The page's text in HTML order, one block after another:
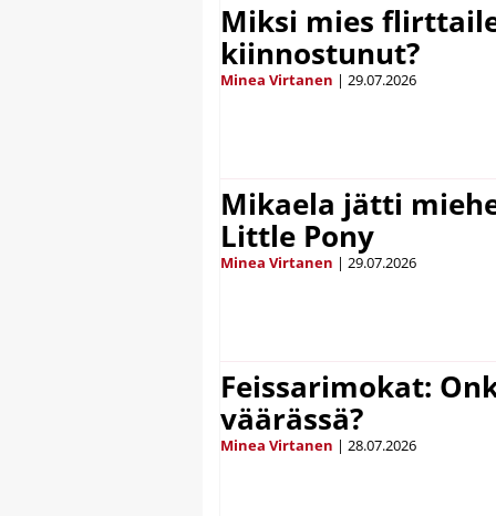
Miksi mies
kiinnostunut?
Minea Virtanen | 29.07.2026
Mikaela jätti
Little Pony
Minea Virtanen | 29.07.2026
Feissarimokat:
väärässä?
Minea Virtanen | 28.07.2026